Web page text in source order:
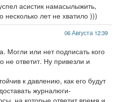
асистик намасылыжить,
лет не хватило )))
06 Августа 12:39
Могли или нет подписать кого
не ответит. Ну привезли и
к давлению, как его будут
журналюги-
на которые ответит время и